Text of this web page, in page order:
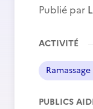
Publié par
ACTIVITÉ
PUBLICS